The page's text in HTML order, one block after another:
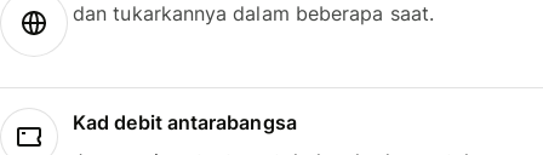
dan tukarkannya dalam beberapa saat.
Kad debit antarabangsa